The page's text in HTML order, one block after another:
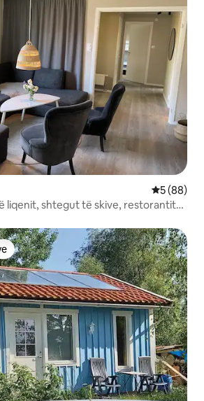
Vlerësimi
5 (88)
liqenit, shtegut të skive, restorantit